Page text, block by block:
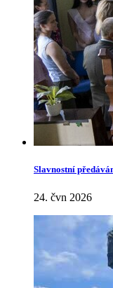
Slavnostní
24. čvn 2026